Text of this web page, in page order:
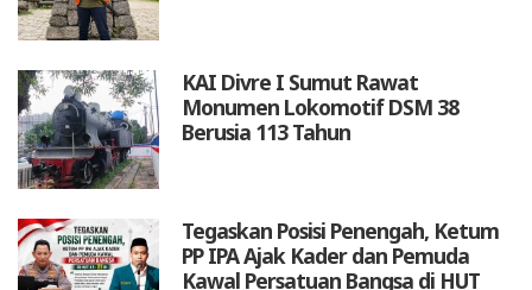
KAI Divre I Sumut Rawat
Monumen Lokomotif DSM 38
Berusia 113 Tahun
Tegaskan Posisi Penengah, Ketum
PP IPA Ajak Kader dan Pemuda
Kawal Persatuan Bangsa di HUT